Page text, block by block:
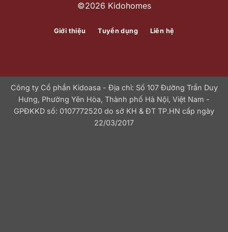
©2026 Kidohomes
Giới thiệu Tuyển dụng Liên hệ
Công ty Cổ phần Kidoasa - Địa chỉ: Số 107 Đường Trần Duy
Hưng, Phường Yên Hòa, Thành phố Hà Nội, Việt Nam -
GPĐKKD số: 0107772520 do sở KH & ĐT TP.HN cấp ngày
22/03/2017